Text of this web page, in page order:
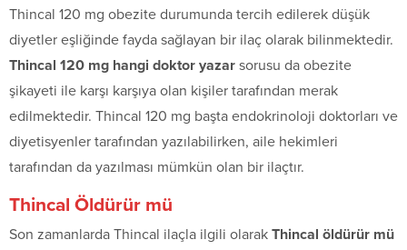
Thincal 120 mg obezite durumunda tercih edilerek düşük
diyetler eşliğinde fayda sağlayan bir ilaç olarak bilinmektedir.
Thincal 120 mg hangi doktor yazar sorusu da obezite
şikayeti ile karşı karşıya olan kişiler tarafından merak
edilmektedir. Thincal 120 mg başta endokrinoloji doktorları ve
diyetisyenler tarafından yazılabilirken, aile hekimleri
tarafından da yazılması mümkün olan bir ilaçtır.
Thincal Öldürür mü
Son zamanlarda Thincal ilaçla ilgili olarak Thincal öldürür mü